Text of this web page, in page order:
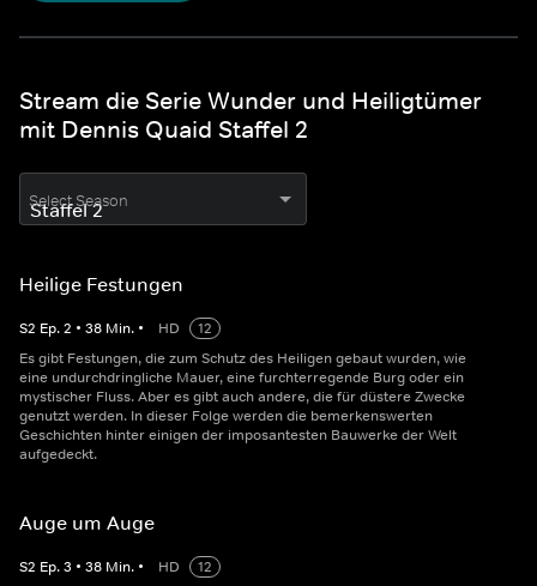
Stream die Serie Wunder und Heiligtümer
mit Dennis Quaid Staffel 2
Select Season
Heilige Festungen
S2 Ep.2 • 38 Min. • HD
12
Es gibt Festungen, die zum Schutz des Heiligen gebaut wurden, wie
eine undurchdringliche Mauer, eine furchterregende Burg oder ein
mystischer Fluss. Aber es gibt auch andere, die für düstere Zwecke
genutzt werden. In dieser Folge werden die bemerkenswerten
Geschichten hinter einigen der imposantesten Bauwerke der Welt
aufgedeckt.
Auge um Auge
S2 Ep.3 • 38 Min. • HD
12